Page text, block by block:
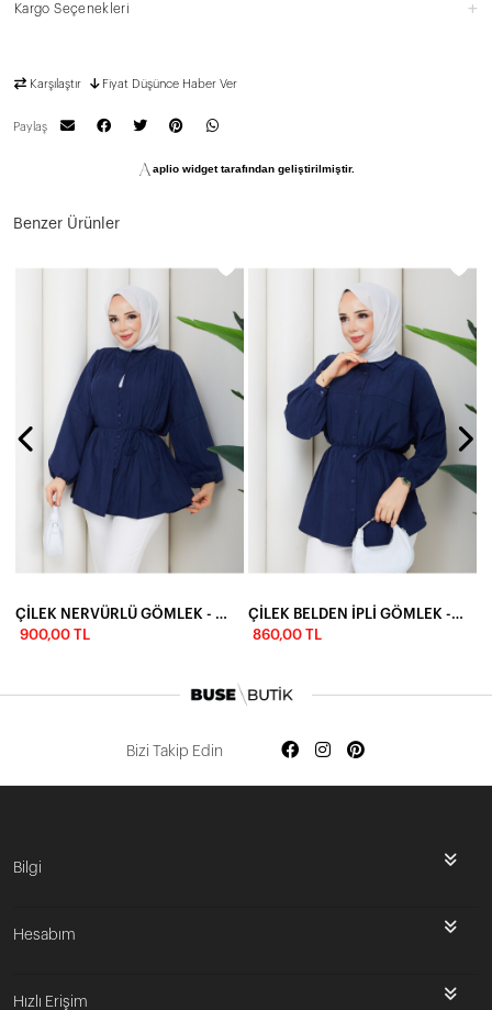
Kargo Seçenekleri
Karşılaştır Fiyat Düşünce Haber Ver
Paylaş
aplio widget tarafından geliştirilmiştir.
Benzer Ürünler
900,00 TL
860,00 TL
Bizi Takip Edin
Bilgi
Hesabım
Hızlı Erişim